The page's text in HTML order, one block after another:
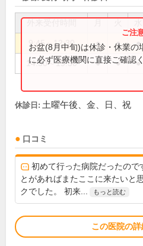
9:45～12:30 ● ● ●
14:30～19:30 ● ● ●
お盆(8月中旬)は休診・休業の
に必ず医療機関に直接ご確認
休診日: 土曜午後、金、日、祝
口コミ
初めて行った病院だったので
とがあればまたここに来たいと
クでした。 初来...
もっと読む
この医院の